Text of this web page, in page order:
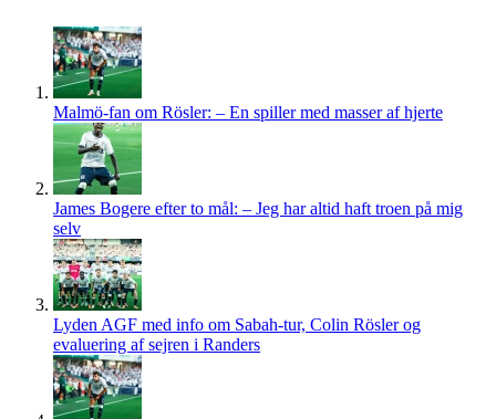
på
varesiden
Malmö-fan om Rösler: – En spiller med masser af hjerte
James Bogere efter to mål: – Jeg har altid haft troen på mig
selv
Lyden AGF med info om Sabah-tur, Colin Rösler og
evaluering af sejren i Randers